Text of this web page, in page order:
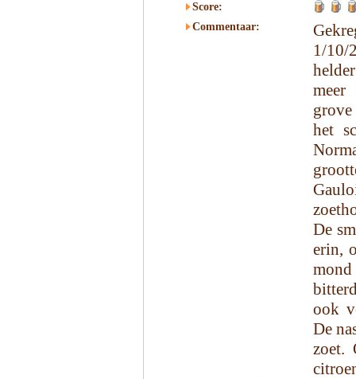
Score:
Commentaar:
1/10/
meer
het
De
erin,
ook
De
zoet.